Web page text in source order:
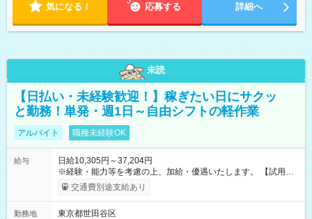
気になる！ 応募する 詳細へ
未読
【日払い・未経験歓迎！】稼ぎたい日にサクッ
と勤務！単発・週1日～自由シフトの軽作業
アルバイト 職種未経験OK
給与
日給10,305円～37,204円
※経験・能力等を考慮の上、加給・優遇いたします。 【試用期
間】試用期間なし
交通費別途支給あり
勤務地
東京都世田谷区